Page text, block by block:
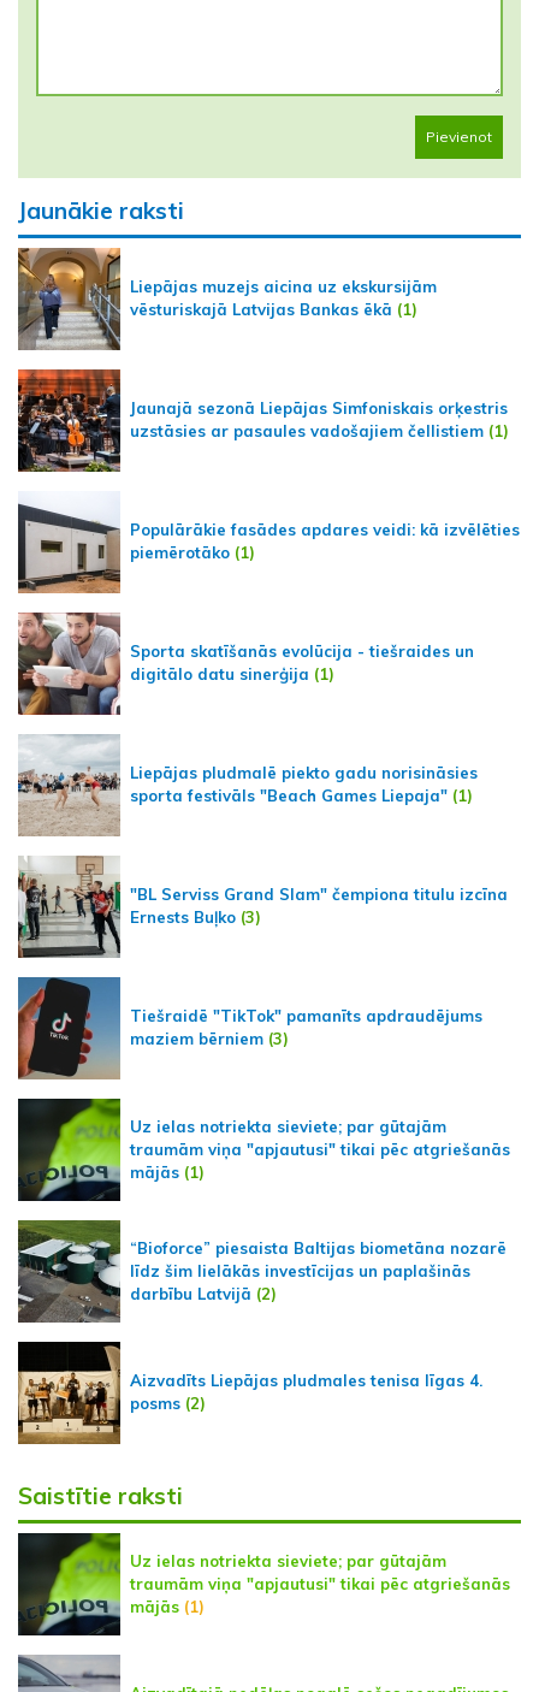
Pievienot
Jaunākie raksti
Liepājas muzejs aicina uz ekskursijām
vēsturiskajā Latvijas Bankas ēkā (1)
Jaunajā sezonā Liepājas Simfoniskais orķestris
uzstāsies ar pasaules vadošajiem čellistiem (1)
Populārākie fasādes apdares veidi: kā izvēlēties
piemērotāko (1)
Sporta skatīšanās evolūcija - tiešraides un
digitālo datu sinerģija (1)
Liepājas pludmalē piekto gadu norisināsies
sporta festivāls "Beach Games Liepaja" (1)
"BL Serviss Grand Slam" čempiona titulu izcīna
Ernests Buļko (3)
Tiešraidē "TikTok" pamanīts apdraudējums
maziem bērniem (3)
Uz ielas notriekta sieviete; par gūtajām
traumām viņa "apjautusi" tikai pēc atgriešanās
mājās (1)
“Bioforce” piesaista Baltijas biometāna nozarē
līdz šim lielākās investīcijas un paplašinās
darbību Latvijā (2)
Aizvadīts Liepājas pludmales tenisa līgas 4.
posms (2)
Saistītie raksti
Uz ielas notriekta sieviete; par gūtajām
traumām viņa "apjautusi" tikai pēc atgriešanās
mājās (1)